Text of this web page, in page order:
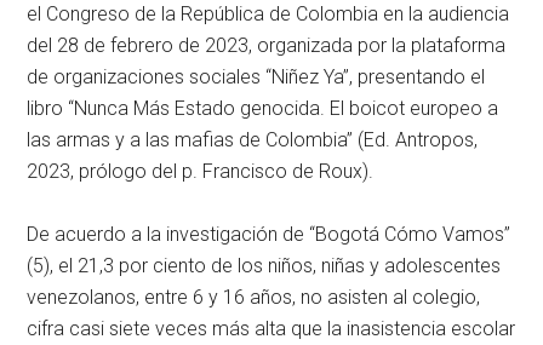
el Congreso de la República de Colombia en la audiencia
del 28 de febrero de 2023, organizada por la plataforma
de organizaciones sociales “Niñez Ya”, presentando el
libro “Nunca Más Estado genocida. El boicot europeo a
las armas y a las mafias de Colombia” (Ed. Antropos,
2023, prólogo del p. Francisco de Roux).
De acuerdo a la investigación de “Bogotá Cómo Vamos”
(5), el 21,3 por ciento de los niños, niñas y adolescentes
venezolanos, entre 6 y 16 años, no asisten al colegio,
cifra casi siete veces más alta que la inasistencia escolar